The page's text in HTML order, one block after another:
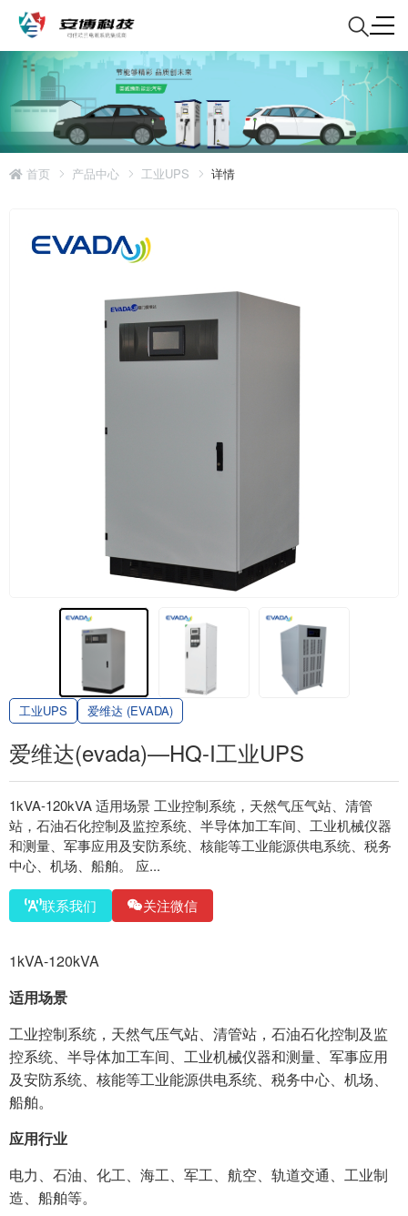
首页 产品中心 工业UPS 详情
工业UPS 爱维达 (EVADA)
爱维达(evada)—HQ-I工业UPS
1kVA-120kVA 适用场景 工业控制系统，天然气压气站、清管
站，石油石化控制及监控系统、半导体加工车间、工业机械仪器
和测量、军事应用及安防系统、核能等工业能源供电系统、税务
中心、机场、船舶。 应...
联系我们 关注微信
1kVA-120kVA
适用场景
工业控制系统，天然气压气站、清管站，石油石化控制及监
控系统、半导体加工车间、工业机械仪器和测量、军事应用
及安防系统、核能等工业能源供电系统、税务中心、机场、
船舶。
应用行业
电力、石油、化工、海工、军工、航空、轨道交通、工业制
造、船舶等。